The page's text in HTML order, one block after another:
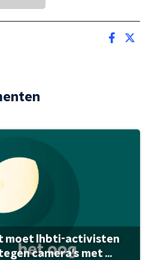
moet lhbti-activisten
camera's met ...